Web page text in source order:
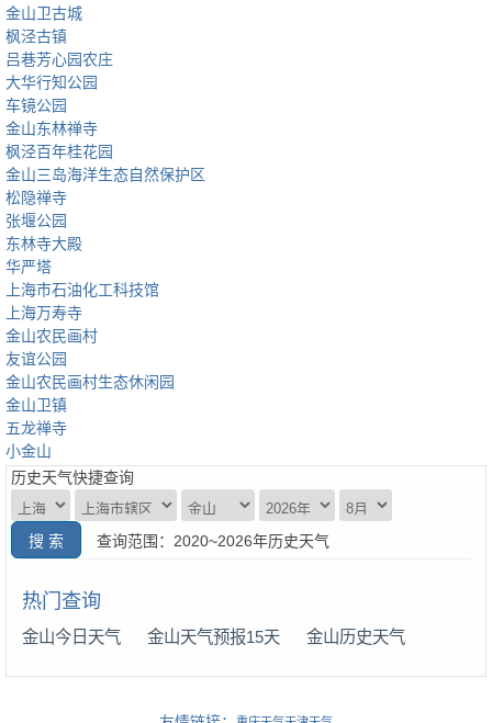
金山卫古城
枫泾古镇
吕巷芳心园农庄
大华行知公园
车镜公园
金山东林禅寺
枫泾百年桂花园
金山三岛海洋生态自然保护区
松隐禅寺
张堰公园
东林寺大殿
华严塔
上海市石油化工科技馆
上海万寿寺
金山农民画村
友谊公园
金山农民画村生态休闲园
金山卫镇
五龙禅寺
小金山
历史天气快捷查询
查询范围：2020~2026年历史天气
热门查询
金山今日天气 金山天气预报15天 金山历史天气